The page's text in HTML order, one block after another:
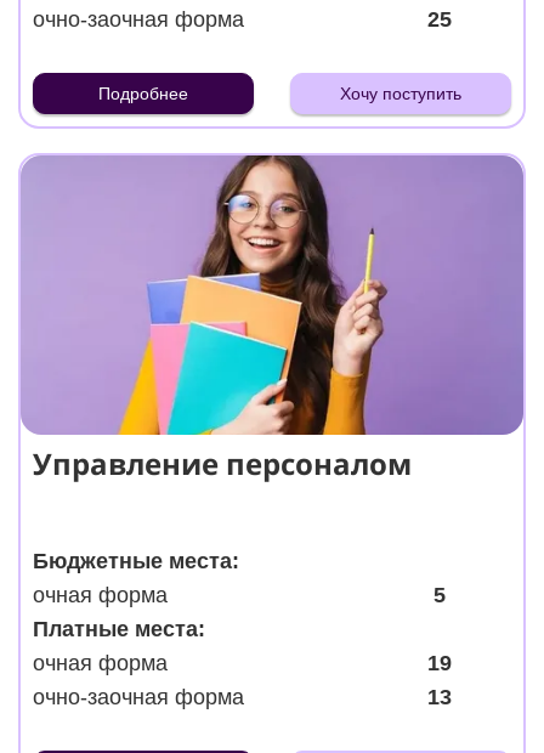
очно-заочная форма
25
Подробнее Хочу поступить
Управление персоналом
Бюджетные места:
очная форма
Платные места:
очная форма
очно-заочная форма
5
19
13